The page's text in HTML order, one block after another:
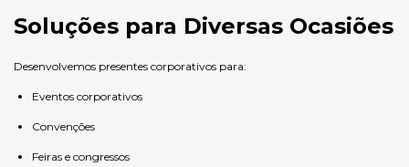
Soluções para Diversas Ocasiões
Desenvolvemos presentes corporativos para:
Eventos corporativos
Convenções
Feiras e congressos